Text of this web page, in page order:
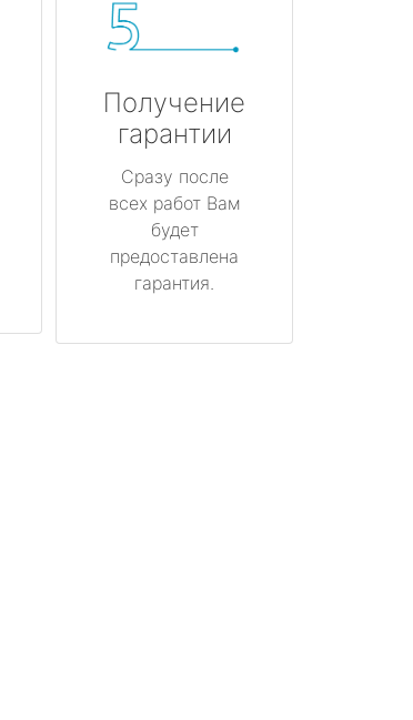
Получение
гарантии
Сразу после
всех работ Вам
будет
предоставлена
гарантия.